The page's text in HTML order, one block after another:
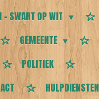
- SWART OP WIT
GEMEENTE
POLITIEK
HULPDIENSTEN